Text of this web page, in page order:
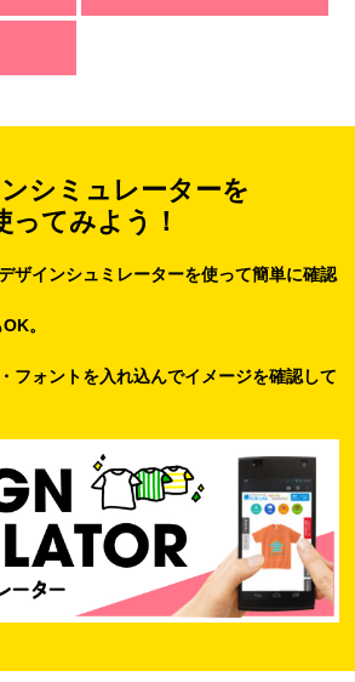
シミュレーターを
ってみよう！
ザインシュミレーターを使って簡単に確認
。
フォントを入れ込んでイメージを確認して